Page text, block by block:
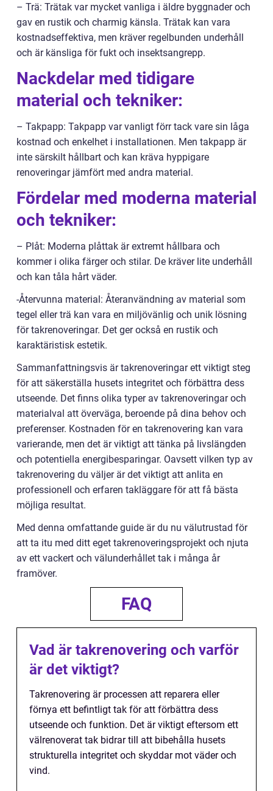
– Trä: Trätak var mycket vanliga i äldre byggnader och
gav en rustik och charmig känsla. Trätak kan vara
kostnadseffektiva, men kräver regelbunden underhåll
och är känsliga för fukt och insektsangrepp.
Nackdelar med tidigare
material och tekniker:
– Takpapp: Takpapp var vanligt förr tack vare sin låga
kostnad och enkelhet i installationen. Men takpapp är
inte särskilt hållbart och kan kräva hyppigare
renoveringar jämfört med andra material.
Fördelar med moderna material
och tekniker:
– Plåt: Moderna plåttak är extremt hållbara och
kommer i olika färger och stilar. De kräver lite underhåll
och kan tåla hårt väder.
-Återvunna material: Återanvändning av material som
tegel eller trä kan vara en miljövänlig och unik lösning
för takrenoveringar. Det ger också en rustik och
karaktäristisk estetik.
Sammanfattningsvis är takrenoveringar ett viktigt steg
för att säkerställa husets integritet och förbättra dess
utseende. Det finns olika typer av takrenoveringar och
materialval att överväga, beroende på dina behov och
preferenser. Kostnaden för en takrenovering kan vara
varierande, men det är viktigt att tänka på livslängden
och potentiella energibesparingar. Oavsett vilken typ av
takrenovering du väljer är det viktigt att anlita en
professionell och erfaren takläggare för att få bästa
möjliga resultat.
Med denna omfattande guide är du nu välutrustad för
att ta itu med ditt eget takrenoveringsprojekt och njuta
av ett vackert och välunderhållet tak i många år
framöver.
FAQ
Vad är takrenovering och varför
är det viktigt?
Takrenovering är processen att reparera eller
förnya ett befintligt tak för att förbättra dess
utseende och funktion. Det är viktigt eftersom ett
välrenoverat tak bidrar till att bibehålla husets
strukturella integritet och skyddar mot väder och
vind.